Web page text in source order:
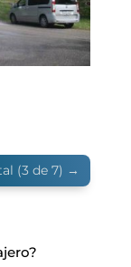
(3 de 7) →